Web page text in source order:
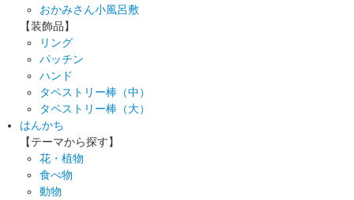
おかみさん小風呂敷
【装飾品】
リング
パッチン
ハンド
タペストリー棒（中）
タペストリー棒（大）
はんかち
【テーマから探す】
花・植物
食べ物
動物